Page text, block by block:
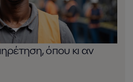
όπου κι αν